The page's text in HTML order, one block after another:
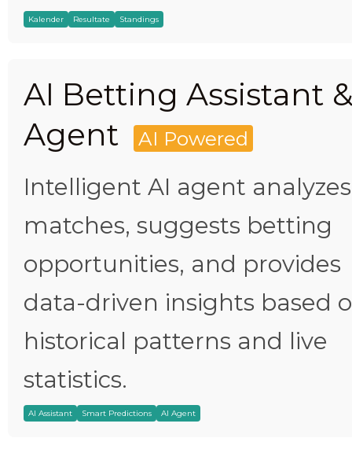
Kalender Resultate Standings
AI Betting Assistant
Agent
AI Powered
Intelligent AI agent analyzes
matches, suggests betting
opportunities, and provides
data-driven insights based
historical patterns and live
statistics.
AI Assistant Smart Predictions AI Agent